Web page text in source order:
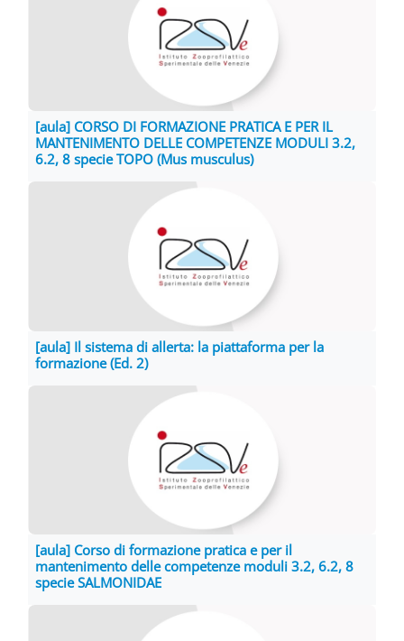
[aula] CORSO DI FORMAZIONE PRATICA E PER IL
MANTENIMENTO DELLE COMPETENZE MODULI 3.2,
6.2, 8 specie TOPO (Mus musculus)
[aula] Il sistema di allerta: la piattaforma per la
formazione (Ed. 2)
[aula] Corso di formazione pratica e per il
mantenimento delle competenze moduli 3.2, 6.2, 8
specie SALMONIDAE